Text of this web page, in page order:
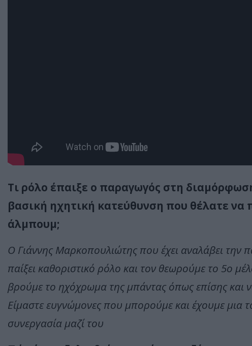
Τι ρόλο έπαιξε ο παραγωγός στη
βασική ηχητική κατεύθυνση που θέλατε να
άλμπουμ;
Ο Γιάννης Μαρκοπουλιώτης που έχει αναλάβει την
παίξει καθοριστικό ρόλο και τον θεωρούμε το 5ο
βρούμε το ηχόχρωμα της μπάντας όπως επίσης και
Είμαστε ευγνώμονες που μπορούμε και έχουμε μια
συνεργασία μαζί του